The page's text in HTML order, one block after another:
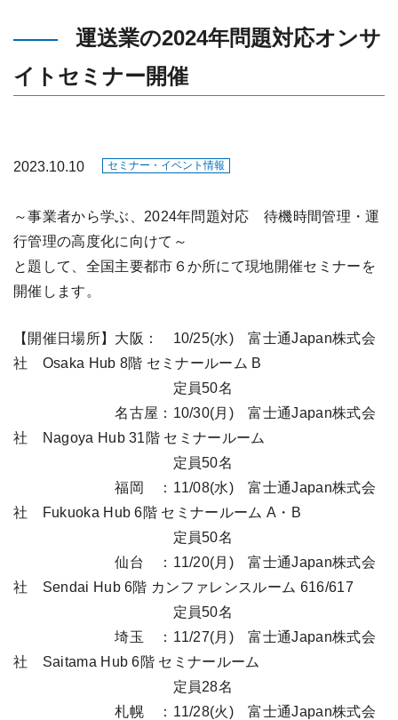
運送業の2024年問題対応オンサ
イトセミナー開催
2023.10.10 セミナー・イベント情報
～事業者から学ぶ、2024年問題対応 待機時間管理・運
行管理の高度化に向けて～
と題して、全国主要都市６か所にて現地開催セミナーを
開催します。
【開催日場所】大阪： 10/25(水) 富⼠通Japan株式会
社 Osaka Hub 8階 セミナールーム B
定員50名
名古屋：10/30(月) 富⼠通Japan株式会
社 Nagoya Hub 31階 セミナールーム
定員50名
福岡 ：11/08(水) 富⼠通Japan株式会
社 Fukuoka Hub 6階 セミナールーム A・B
定員50名
仙台 ：11/20(月) 富⼠通Japan株式会
社 Sendai Hub 6階 カンファレンスルーム 616/617
定員50名
埼玉 ：11/27(月) 富⼠通Japan株式会
社 Saitama Hub 6階 セミナールーム
定員28名
札幌 ：11/28(火) 富⼠通Japan株式会